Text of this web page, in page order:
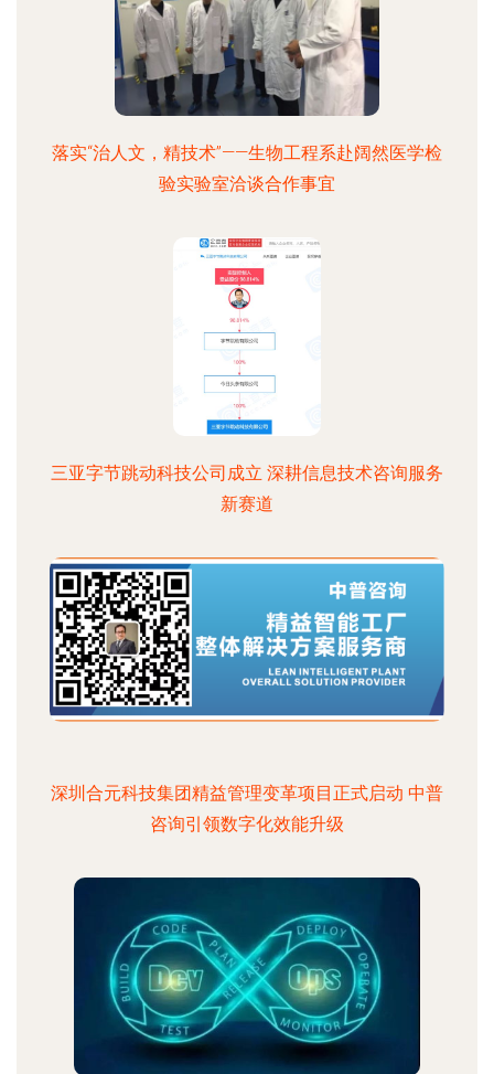
落实“治人文，精技术”——生物工程系赴阔然医学检
验实验室洽谈合作事宜
三亚字节跳动科技公司成立 深耕信息技术咨询服务
新赛道
深圳合元科技集团精益管理变革项目正式启动 中普
咨询引领数字化效能升级